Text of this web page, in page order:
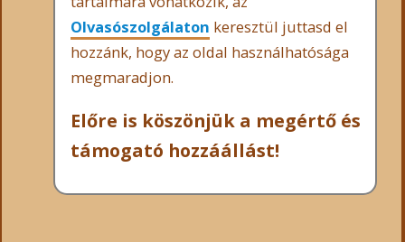
Olvasószolgálaton keresztül juttasd el
hozzánk, hogy az oldal használhatósága
megmaradjon.
Előre is köszönjük a megértő és
támogató hozzáállást!